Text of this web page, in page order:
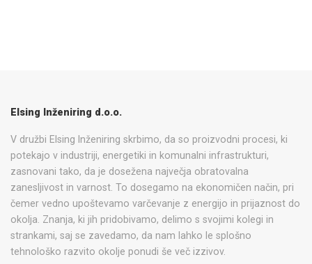
Elsing Inženiring d.o.o.
V družbi Elsing Inženiring skrbimo, da so proizvodni procesi, ki
potekajo v industriji, energetiki in komunalni infrastrukturi,
zasnovani tako, da je dosežena največja obratovalna
zanesljivost in varnost. To dosegamo na ekonomičen način, pri
čemer vedno upoštevamo varčevanje z energijo in prijaznost do
okolja. Znanja, ki jih pridobivamo, delimo s svojimi kolegi in
strankami, saj se zavedamo, da nam lahko le splošno
tehnološko razvito okolje ponudi še več izzivov.